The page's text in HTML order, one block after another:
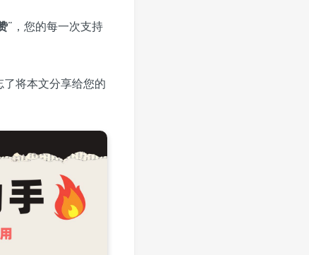
”，您的每一次支持
将本文分享给您的